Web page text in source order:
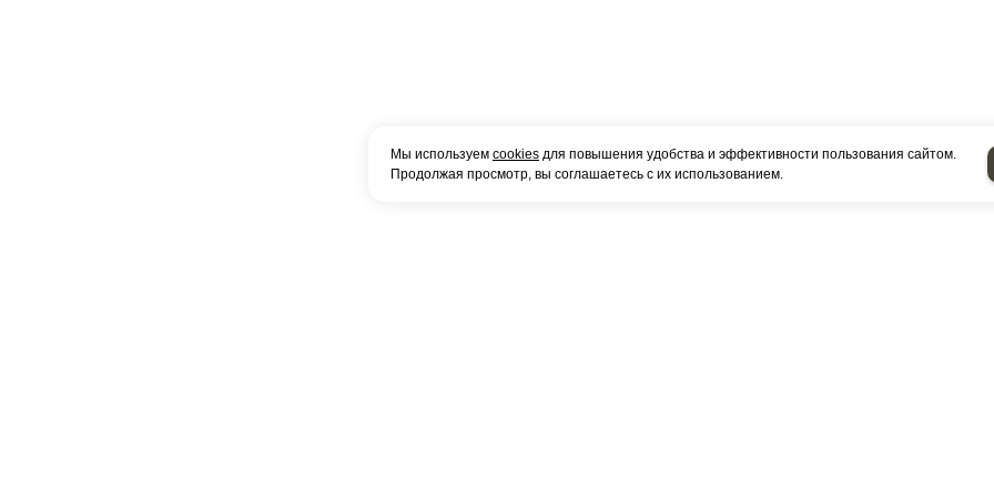
Мы используем cookies для повышения удобства и эффективности пользования сайтом.
Продолжая просмотр, вы соглашаетесь с их использованием.